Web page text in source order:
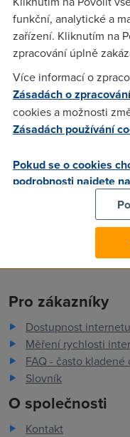
Anonym(13.7.2004
A co je na tom
professional verze??
Adin(13.7.2004 11:44:22)
mesicu. To je trosku
ale pak treba prijde
Pro zákazníky
Dostupnost internetu
Měření rychlosti
FAQ - často kladené
Slovník
O společnosti
Kontakt
funkční, analytické a
zařízení. Kliknutím na
zpracování úplně
Více informací o
Zásadách o
cookies a možnosti
Zásadách používání
Pokud se o cookies
podrobnosti najdete